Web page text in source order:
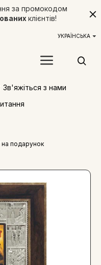
за промокодом
клієнтів!
УКРАЇНСЬКА
Зв'яжіться з нами
на подарунок